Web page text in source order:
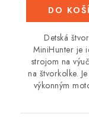
DO
Detská
MiniHunter je
strojom na
na štvorkolke.
výkonným